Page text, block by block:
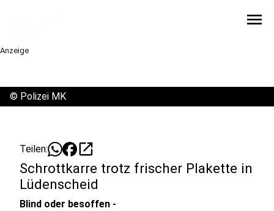
menu
Anzeige
© Polizei MK
Teilen: open_in_new
Schrottkarre trotz frischer Plakette in
Lüdenscheid
Blind oder besoffen -